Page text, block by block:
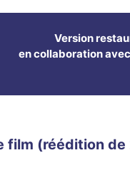
Version
en collaboration
film (réédition